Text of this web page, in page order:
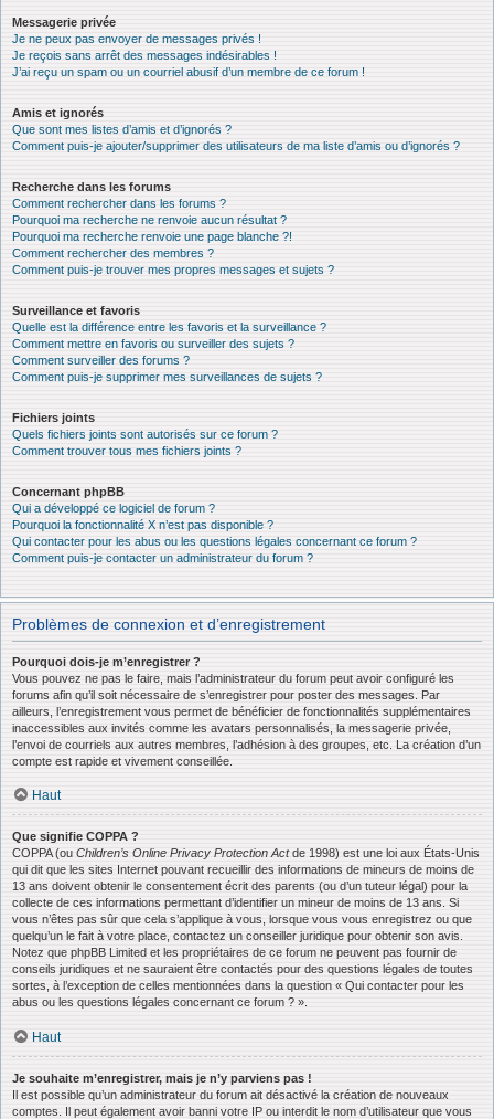
Messagerie privée
Je ne peux pas envoyer de messages privés !
Je reçois sans arrêt des messages indésirables !
J’ai reçu un spam ou un courriel abusif d’un membre de ce forum !
Amis et ignorés
Que sont mes listes d’amis et d’ignorés ?
Comment puis-je ajouter/supprimer des utilisateurs de ma liste d’amis ou d’ignorés ?
Recherche dans les forums
Comment rechercher dans les forums ?
Pourquoi ma recherche ne renvoie aucun résultat ?
Pourquoi ma recherche renvoie une page blanche ?!
Comment rechercher des membres ?
Comment puis-je trouver mes propres messages et sujets ?
Surveillance et favoris
Quelle est la différence entre les favoris et la surveillance ?
Comment mettre en favoris ou surveiller des sujets ?
Comment surveiller des forums ?
Comment puis-je supprimer mes surveillances de sujets ?
Fichiers joints
Quels fichiers joints sont autorisés sur ce forum ?
Comment trouver tous mes fichiers joints ?
Concernant phpBB
Qui a développé ce logiciel de forum ?
Pourquoi la fonctionnalité X n’est pas disponible ?
Qui contacter pour les abus ou les questions légales concernant ce forum ?
Comment puis-je contacter un administrateur du forum ?
Problèmes de connexion et d’enregistrement
Pourquoi dois-je m’enregistrer ?
Vous pouvez ne pas le faire, mais l’administrateur du forum peut avoir configuré les
forums afin qu’il soit nécessaire de s’enregistrer pour poster des messages. Par
ailleurs, l’enregistrement vous permet de bénéficier de fonctionnalités supplémentaires
inaccessibles aux invités comme les avatars personnalisés, la messagerie privée,
l’envoi de courriels aux autres membres, l’adhésion à des groupes, etc. La création d’un
compte est rapide et vivement conseillée.
Haut
Que signifie COPPA ?
COPPA (ou Children’s Online Privacy Protection Actde 1998) est une loi aux États-Unis
qui dit que les sites Internet pouvant recueillir des informations de mineurs de moins de
13 ans doivent obtenir le consentement écrit des parents (ou d’un tuteur légal) pour la
collecte de ces informations permettant d’identifier un mineur de moins de 13 ans. Si
vous n’êtes pas sûr que cela s’applique à vous, lorsque vous vous enregistrez ou que
quelqu’un le fait à votre place, contactez un conseiller juridique pour obtenir son avis.
Notez que phpBB Limited et les propriétaires de ce forum ne peuvent pas fournir de
conseils juridiques et ne sauraient être contactés pour des questions légales de toutes
sortes, à l’exception de celles mentionnées dans la question « Qui contacter pour les
abus ou les questions légales concernant ce forum ? ».
Haut
Je souhaite m’enregistrer, mais je n’y parviens pas !
Il est possible qu’un administrateur du forum ait désactivé la création de nouveaux
comptes. Il peut également avoir banni votre IP ou interdit le nom d’utilisateur que vous